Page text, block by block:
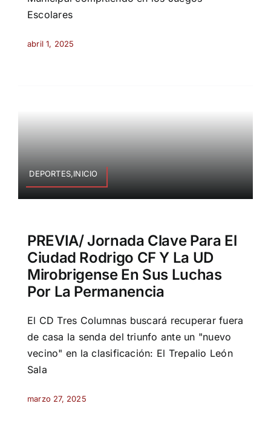
Escolares
abril 1, 2025
DEPORTES,INICIO
PREVIA/ Jornada Clave Para El
Ciudad Rodrigo CF Y La UD
Mirobrigense En Sus Luchas
Por La Permanencia
El CD Tres Columnas buscará recuperar fuera
de casa la senda del triunfo ante un "nuevo
vecino" en la clasificación: El Trepalio León
Sala
marzo 27, 2025